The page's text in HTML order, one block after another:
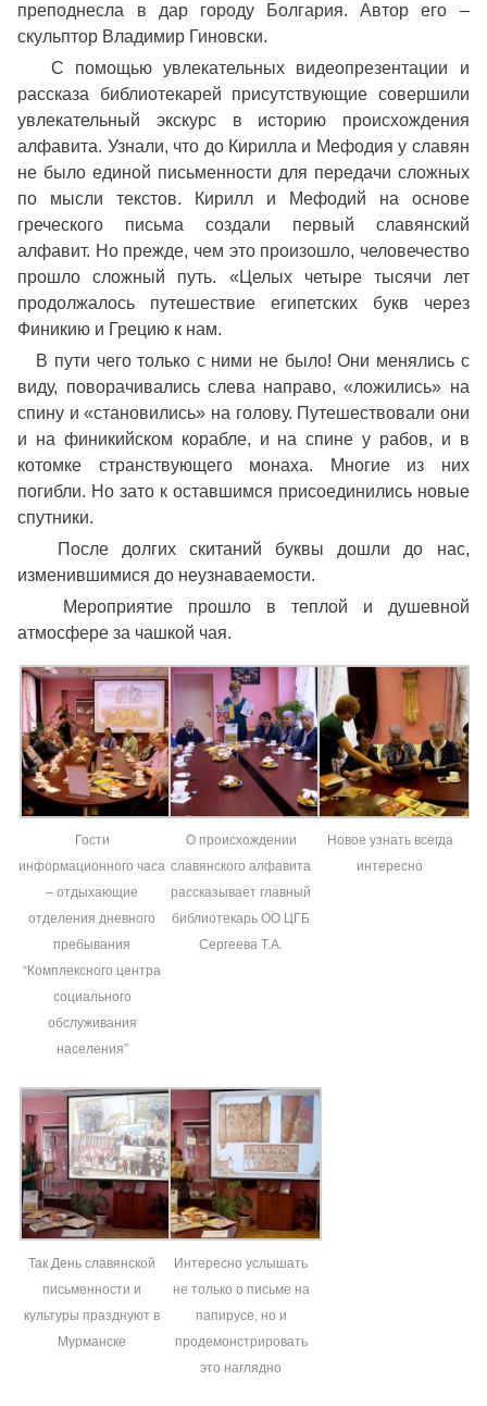
преподнесла в дар городу Болгария. Автор его –
скульптор Владимир Гиновски.
С помощью увлекательных видеопрезентации и
рассказа библиотекарей присутствующие совершили
увлекательный экскурс в историю происхождения
алфавита. Узнали, что до Кирилла и Мефодия у славян
не было единой письменности для передачи сложных
по мысли текстов. Кирилл и Мефодий на основе
греческого письма создали первый славянский
алфавит. Но прежде, чем это произошло, человечество
прошло сложный путь. «Целых четыре тысячи лет
продолжалось путешествие египетских букв через
Финикию и Грецию к нам.
В пути чего только с ними не было! Они менялись с
виду, поворачивались слева направо, «ложились» на
спину и «становились» на голову. Путешествовали они
и на финикийском корабле, и на спине у рабов, и в
котомке странствующего монаха. Многие из них
погибли. Но зато к оставшимся присоединились новые
спутники.
После долгих скитаний буквы дошли до нас,
изменившимися до неузнаваемости.
Мероприятие прошло в теплой и душевной
атмосфере за чашкой чая.
Гости
информационного часа
– отдыхающие
отделения дневного
пребывания
“Комплексного центра
социального
обслуживания
населения”
О происхождении
славянского алфавита
рассказывает главный
библиотекарь ОО ЦГБ
Сергеева Т.А.
Новое узнать всегда
интересно
Так День славянской
письменности и
культуры празднуют в
Мурманске
Интересно услышать
не только о письме на
папирусе, но и
продемонстрировать
это наглядно